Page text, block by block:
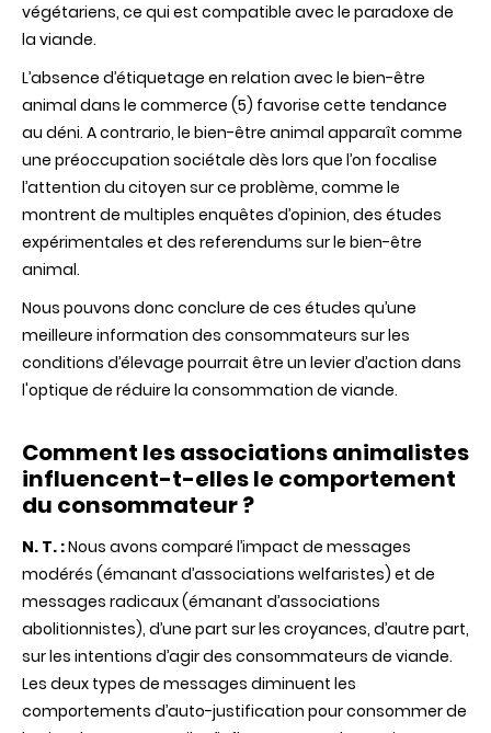
végétariens, ce qui est compatible avec le paradoxe de
la viande.
L’absence d’étiquetage en relation avec le bien-être
animal dans le commerce (5) favorise cette tendance
au déni. A contrario, le bien-être animal apparaît comme
une préoccupation sociétale dès lors que l’on focalise
l’attention du citoyen sur ce problème, comme le
montrent de multiples enquêtes d’opinion, des études
expérimentales et des referendums sur le bien-être
animal.
Nous pouvons donc conclure de ces études qu’une
meilleure information des consommateurs sur les
conditions d’élevage pourrait être un levier d’action dans
l'optique de réduire la consommation de viande.
Comment les associations animalistes
influencent-t-elles le comportement
du consommateur ?
N. T. :Nous avons comparé l’impact de messages
modérés (émanant d’associations welfaristes) et de
messages radicaux (émanant d’associations
abolitionnistes), d’une part sur les croyances, d’autre part,
sur les intentions d’agir des consommateurs de viande.
Les deux types de messages diminuent les
comportements d’auto-justification pour consommer de